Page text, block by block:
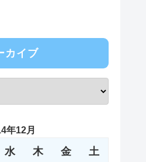
カイブ
年12月
水 木 金 土